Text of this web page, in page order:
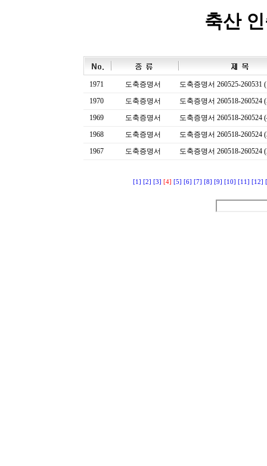
축산
1971 도축증명서
도축증명서 260525-260531
1970
도축증명서
도축증명서 260518-260524
1969
도축증명서
도축증명서 260518-260524
1968
도축증명서
도축증명서 260518-260524
1967
도축증명서 도축증명서 260518-260524
[1] [2] [3] [4] [5] [6] [7] [8] [9] [10] [11] [12]